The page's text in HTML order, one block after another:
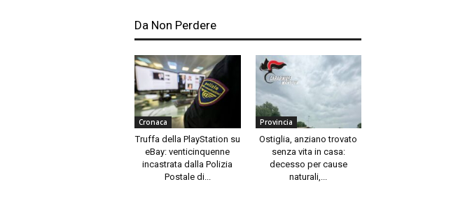
Da Non Perdere
Cronaca
Truffa della PlayStation su
eBay: venticinquenne
incastrata dalla Polizia
Postale di...
Provincia
Ostiglia, anziano trovato
senza vita in casa:
decesso per cause
naturali,...